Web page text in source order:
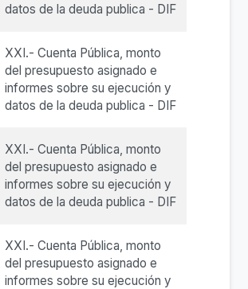
datos de la deuda publica - DIF
XXI.- Cuenta Pública, monto
del presupuesto asignado e
informes sobre su ejecución y
datos de la deuda publica - DIF
XXI.- Cuenta Pública, monto
del presupuesto asignado e
informes sobre su ejecución y
datos de la deuda publica - DIF
XXI.- Cuenta Pública, monto
del presupuesto asignado e
informes sobre su ejecución y